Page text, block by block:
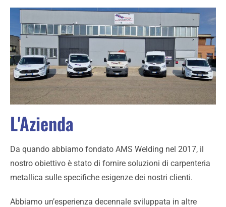
L'Azienda
Da quando abbiamo fondato AMS Welding nel 2017, il
nostro obiettivo è stato di fornire soluzioni di carpenteria
metallica sulle specifiche esigenze dei nostri clienti.
Abbiamo un’esperienza decennale sviluppata in altre